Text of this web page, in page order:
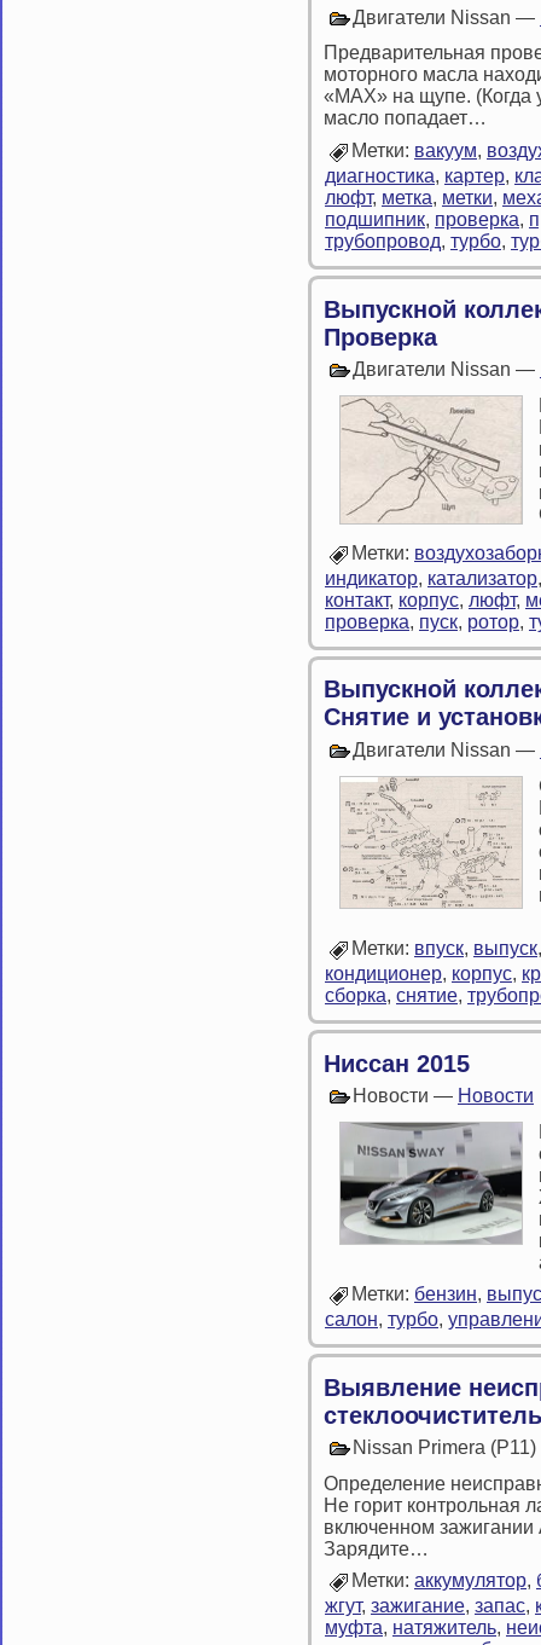
Двигатели Nissan —
Предварительная
моторного масла
«МАХ» на щупе. (Когда
масло попадает…
Метки: вакуум,
диагностика, картер,
люфт, метка, метки,
подшипник, проверка,
трубопровод, турбо,
Выпускной
Проверка
Двигатели Nissan —
Метки:
индикатор, катализатор
контакт, корпус, люфт,
проверка, пуск, ротор,
Выпускной
Снятие и
Двигатели Nissan —
Метки: впуск, выпуск
кондиционер, корпус,
сборка, снятие,
Ниссан 2015
Новости — Новости
Метки: бензин,
салон, турбо,
Выявление
стеклоочиститель
Nissan Primera
Определение
Не горит контрольная
включенном
Зарядите…
Метки: аккумулятор,
жгут, зажигание, запас,
муфта, натяжитель,